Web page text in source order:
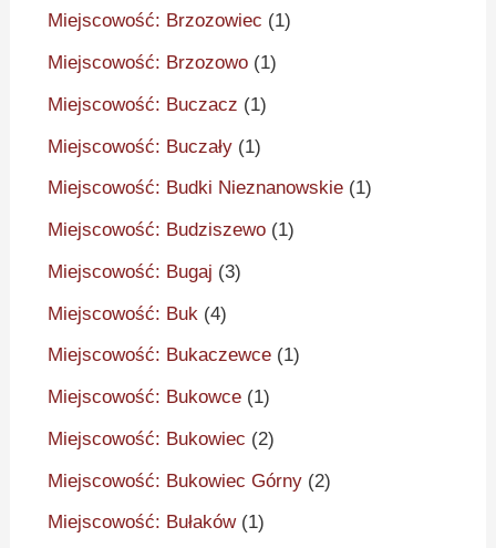
Miejscowość: Brzozowiec (1)
Miejscowość: Brzozowo (1)
Miejscowość: Buczacz (1)
Miejscowość: Buczały (1)
Miejscowość: Budki Nieznanowskie (1)
Miejscowość: Budziszewo (1)
Miejscowość: Bugaj (3)
Miejscowość: Buk (4)
Miejscowość: Bukaczewce (1)
Miejscowość: Bukowce (1)
Miejscowość: Bukowiec (2)
Miejscowość: Bukowiec Górny (2)
Miejscowość: Bułaków(1)